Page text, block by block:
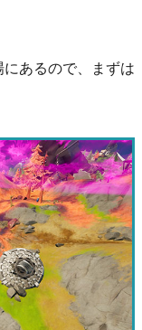
あるので、まずは